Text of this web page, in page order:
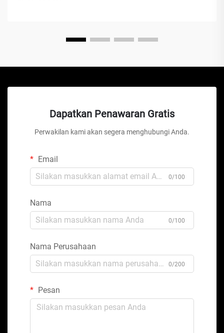
Dapatkan Penawaran Gratis
Perwakilan kami akan segera menghubungi Anda.
Email
0/100
Nama
0/100
Nama Perusahaan
0/200
Pesan